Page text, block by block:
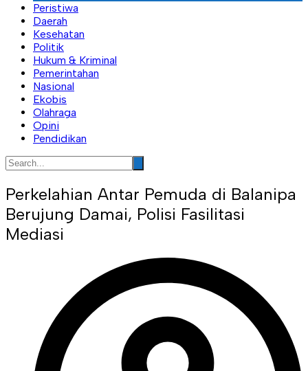
Peristiwa
Daerah
Kesehatan
Politik
Hukum & Kriminal
Pemerintahan
Nasional
Ekobis
Olahraga
Opini
Pendidikan
Perkelahian Antar Pemuda di Balanipa
Berujung Damai, Polisi Fasilitasi
Mediasi